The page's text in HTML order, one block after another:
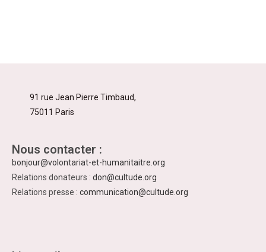
91 rue Jean Pierre Timbaud,
75011 Paris
Nous contacter :
bonjour@volontariat-et-humanitaitre.org
Relations donateurs : don@cultude.org
Relations presse : communication@cultude.org